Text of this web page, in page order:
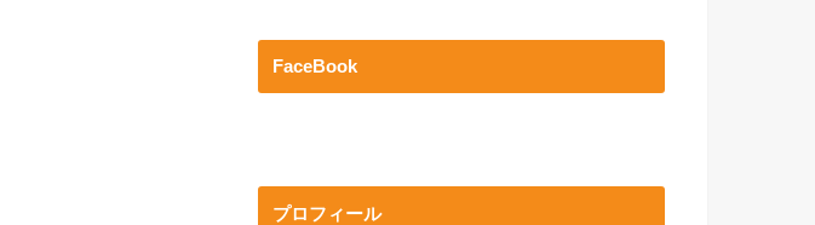
FaceBook
プロフィール